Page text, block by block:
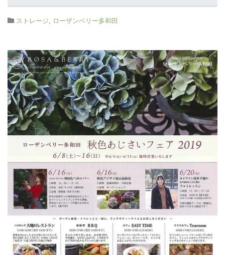
ストレージ ローザンベリー多和田